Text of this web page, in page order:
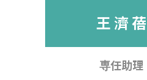
王 濟 蓓
専任助理